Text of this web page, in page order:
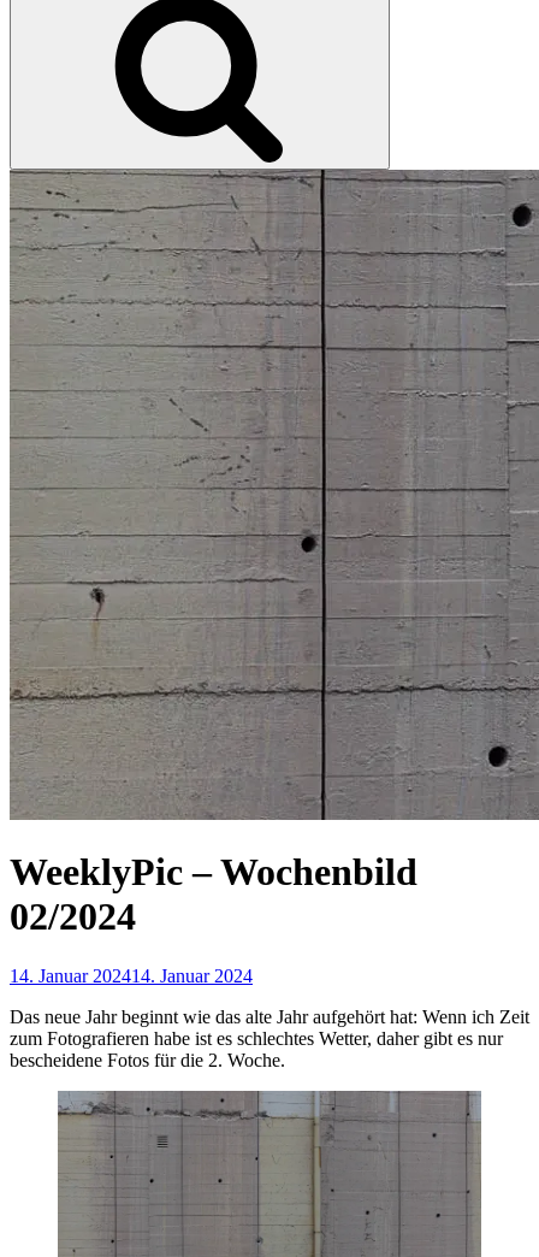
WeeklyPic – Wochenbild
02/2024
14. Januar 202414. Januar 2024
Das neue Jahr beginnt wie das alte Jahr aufgehört hat: Wenn ich Zeit
zum Fotografieren habe ist es schlechtes Wetter, daher gibt es nur
bescheidene Fotos für die 2. Woche.